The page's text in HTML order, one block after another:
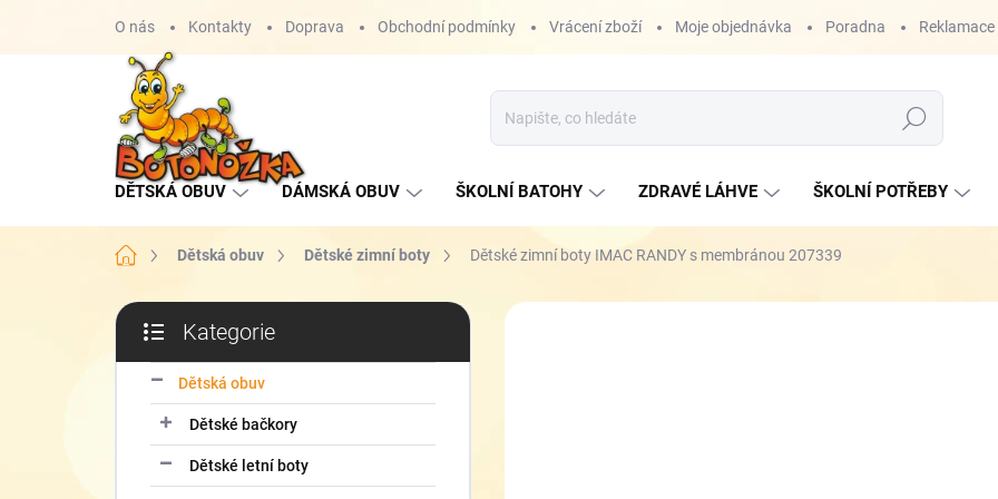
O nás Kontakty Doprava Obchodní podmínky Vrácení zboží Moje objednávka Poradna Reklamace
Hledat
DĚTSKÁ OBUV DÁMSKÁ OBUV ŠKOLNÍ BATOHY ZDRAVÉ LÁHVE ŠKOLNÍ POTŘEBY
Domů Dětská obuv Dětské zimní boty Dětské zimní boty IMAC RANDY s membránou 207339
P
s
kategorie
Kategorie
Dětská obuv
Dětské bačkory
Dětské letní boty
ZNAČKA: